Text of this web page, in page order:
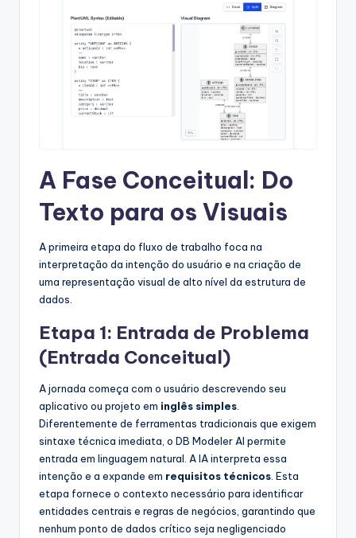
siA Fase Conceitual: Do
Texto para os Visuais
A primeira etapa do fluxo de trabalho foca na
interpretação da intenção do usuário e na criação de
uma representação visual de alto nível da estrutura de
dados.
Etapa 1: Entrada de Problema
(Entrada Conceitual)
A jornada começa com o usuário descrevendo seu
aplicativo ou projeto em inglês simples
Diferentemente de ferramentas tradicionais que exigem
sintaxe técnica imediata, o DB Modeler AI permite
entrada em linguagem natural. A IA interpreta essa
intenção e a expande em requisitos técnicos . Esta
etapa fornece o contexto necessário para identificar
entidades centrais e regras de negócios, garantindo que
nenhum ponto de dados crítico seja negligenciado